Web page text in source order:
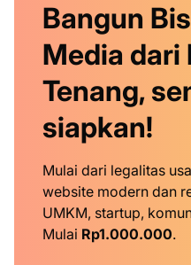
Bangun
Media dari
Tenang,
siapkan!
Mulai dari legalitas
website modern dan
UMKM, startup,
Mulai Rp1.000.000.